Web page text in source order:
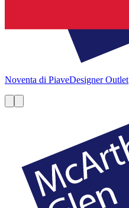
Noventa di PiaveDesigner Outlet